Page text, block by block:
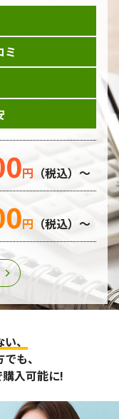
合わせやご質問、
など、当ホームペ
、勤務先等の個人
収集致します。
合、個人情報の取
をおこないます。
は法令の定めがあ
たしません。
予防ならびに是正
の他の規範を遵守
保護規程や体制を
努めます。
ミ
円 （税込）～
円 （税込）～
、
も、
入可能に!